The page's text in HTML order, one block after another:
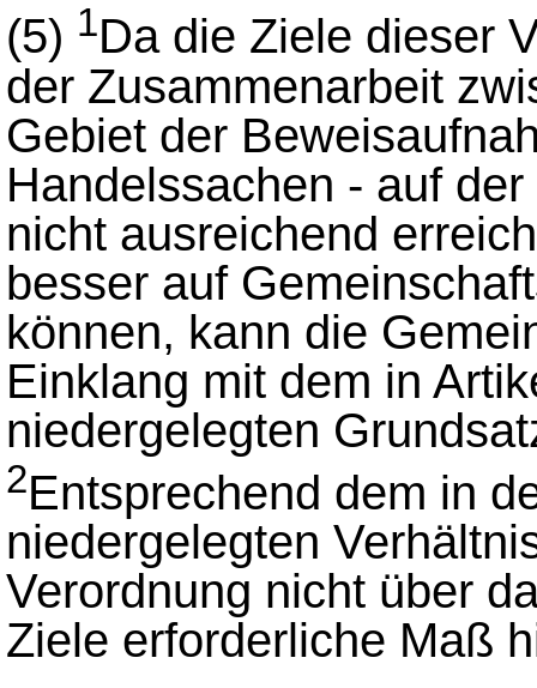
(5) 1Da die Ziele dieser
der Zusammenarbeit
Gebiet der
Handelssachen - auf
nicht ausreichend
besser auf
können, kann die
Einklang mit dem in
niedergelegten
2Entsprechend dem in
niedergelegten
Verordnung nicht über
Ziele erforderliche Maß